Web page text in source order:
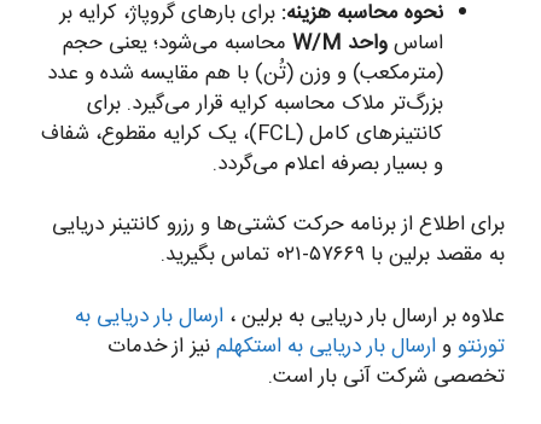
نحوه محاسبه هزینه: برای بارهای گروپاژ، کرایه بر
اساسواحد W/M
محاسبه می‌شود؛ یعنی حجم
(مترمکعب) و وزن (تُن) با هم مقایسه شده و عدد
بزرگ‌تر ملاک محاسبه کرایه قرار می‌گیرد. برای
کانتینرهای کامل (FCL)، یک کرایه مقطوع، شفاف
و بسیار بصرفه اعلام می‌گردد.
برای اطلاع از برنامه حرکت کشتی‌ها و رزرو کانتینر دریایی
به مقصد برلین با ۵۷۶۶۹-۰۲۱ تماس بگیرید.
علاوه بر ارسال بار دریایی به برلین ، ارسال بار دریایی به
تورنتووارسال بار دریایی به استکهلمنیز از خدمات
تخصصی شرکت آنی بار است.